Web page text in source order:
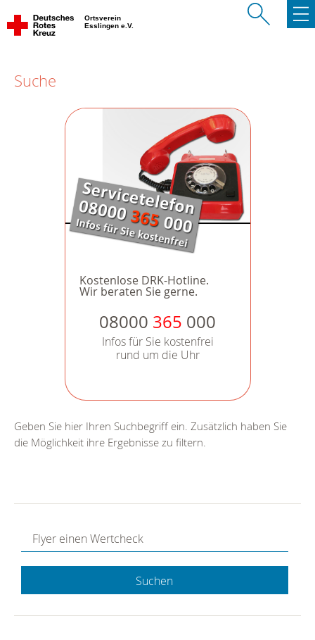
Ortsverein
Esslingen e.V.
Suche
Kostenlose DRK-Hotline.
Wir beraten Sie gerne.
08000 365 000
Infos für Sie kostenfrei
rund um die Uhr
Geben Sie hier Ihren Suchbegriff ein. Zusätzlich haben Sie
die Möglichkeit ihre Ergebnisse zu filtern.
Suchen